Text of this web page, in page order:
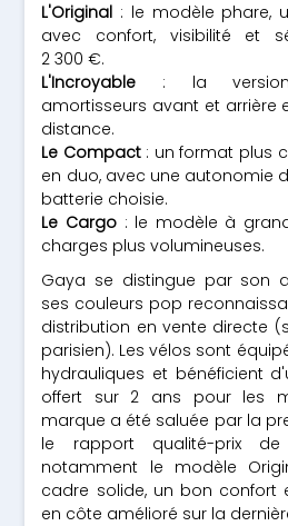
L'Original : le modèle phare,
avec confort, visibilité et
2 300 €.
L'Incroyable : la version
amortisseurs avant et arrière
distance.
Le Compact: un format plus
en duo, avec une autonomie
batterie choisie.
Le Cargo: le modèle à
charges plus volumineuses.
Gaya se distingue par son
ses couleurs pop
distribution en vente directe
parisien). Les vélos sont
hydrauliques et bénéficient
offert sur 2 ans pour les
marque a été saluée par la
le rapport qualité-prix
notamment le modèle
cadre solide, un bon confort
en côte amélioré sur la